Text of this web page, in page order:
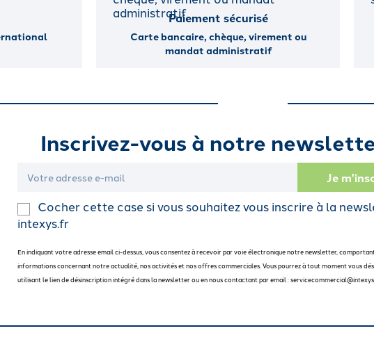
Paiement sécurisé
Carte bancaire, chèque, virement ou
mandat administratif
Inscrivez-vous à notre
Cocher cette case si vous souhaitez vous inscrire à la
intexys.fr
En indiquant votre adresse email ci-dessus, vous consentez à recevoir par voie électronique notre newsletter,
informations concernant notre actualité, nos activités et nos offres commerciales. Vous pourrez à tout moment vous
utilisant le lien de désinscription intégré dans la newsletter ou en nous contactant par email :